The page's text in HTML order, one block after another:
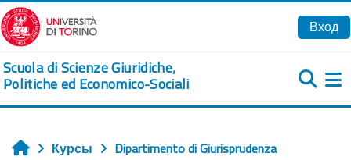
Перейти к основному содержанию
Вход
Scuola di Scienze Giuridiche,
Politiche ed Economico-Sociali
Главная
Курсы
Dipartimento di Giurisprudenza